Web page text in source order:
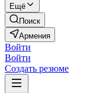
Ещё
Поиск
Армения
Войти
Войти
Создать резюме